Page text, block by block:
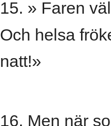
15. » Faren
Och helsa
natt!»
16. Men när